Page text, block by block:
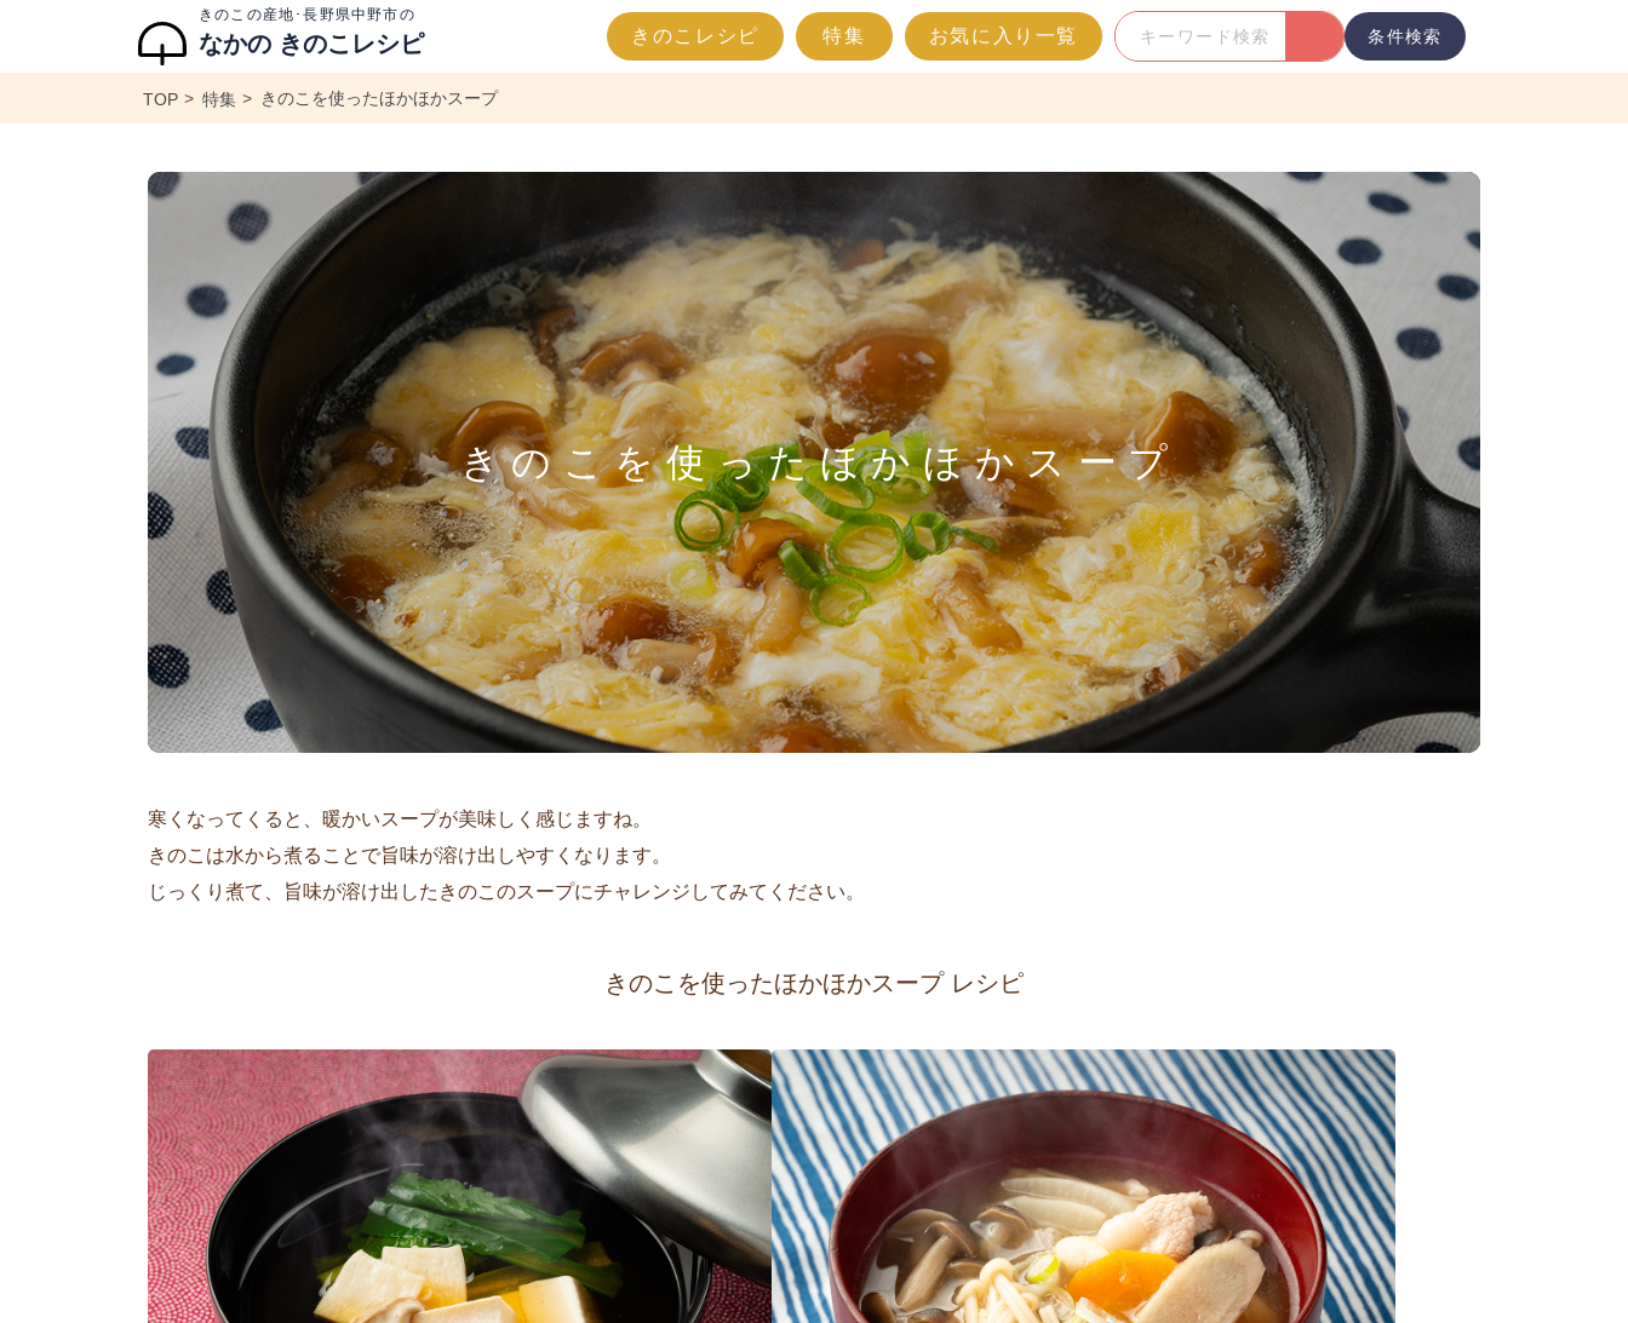
きのこの産地･長野県中野市の
なかの きのこレシピ きのこレシピ 特集 お気に入り一覧
キ
ド
条件検索
TOP 特集 きのこを使ったほかほかスープ
きのこを使ったほかほかスープ
寒くなってくると、暖かいスープが美味しく感じますね。
きのこは水から煮ることで旨味が溶け出しやすくなります。
じっくり煮て、旨味が溶け出したきのこのスープにチャレンジしてみてください。
きのこを使ったほかほかスープ レシピ